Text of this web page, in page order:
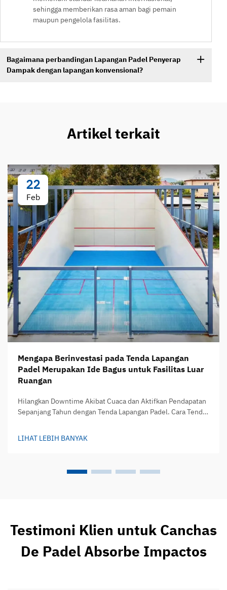
sehingga memberikan rasa aman bagi pemain
maupun pengelola fasilitas.
Bagaimana perbandingan Lapangan Padel Penyerap
Dampak dengan lapangan konvensional?
Artikel terkait
22
Feb
Mengapa Berinvestasi pada Tenda Lapangan
Padel Merupakan Ide Bagus untuk Fasilitas Luar
Ruangan
Hilangkan Downtime Akibat Cuaca dan Aktifkan Pendapatan
Sepanjang Tahun dengan Tenda Lapangan Padel. Cara Tenda
ruangan biasa menjadi tempat di mana orang dapat bermain
LIHAT LEBIH BANYAK
Testimoni Klien untuk Canchas
De Padel Absorbe Impactos